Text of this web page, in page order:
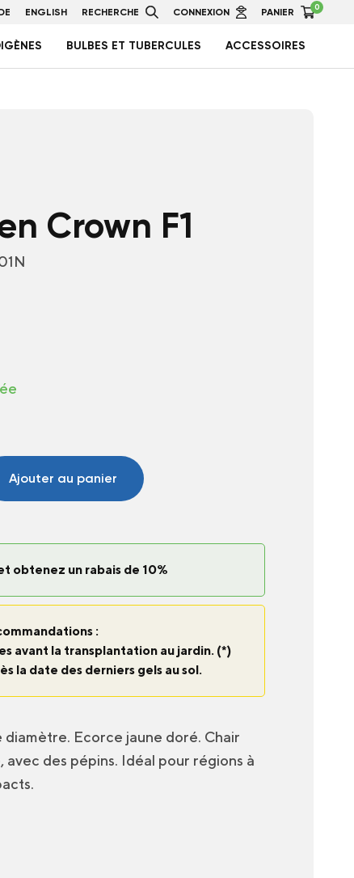
ENGLISH RECHERCHE CONNEXION PANIER 0
BULBES ET TUBERCULES ACCESSOIRES
Crown F1
Ajouter au panier
obtenez un rabais de 10%
:
avant la transplantation au jardin. (*)
la date des derniers gels au sol.
diamètre. Ecorce jaune doré. Chair
des pépins. Idéal pour régions à